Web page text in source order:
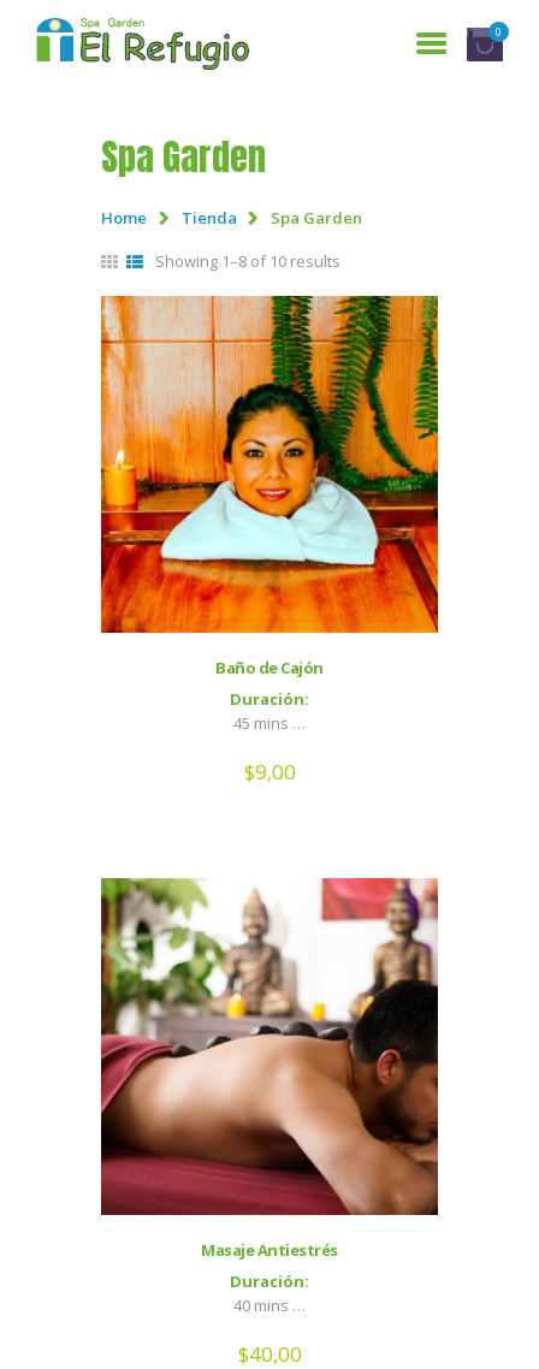
0
Spa Garden
Home Tienda Spa Garden
INICIO
SERVICIOS
¿QUIENES SOMOS?
GALERÍA
RESERVACIONES
CONTÁCTANOS
ENGLISH
Showing 1–8 of 10 results
Baño de Cajón
Duración:
45 mins …
$9,00
Masaje Antiestrés
Duración:
40 mins …
$40,00